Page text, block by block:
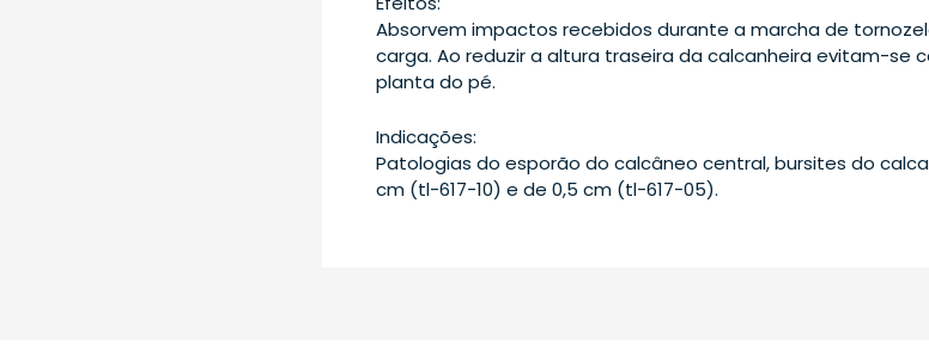
Absorvem impactos recebidos durante a marcha de
carga. Ao reduzir a altura traseira da calcanheira evitam-se
planta do pé.
Indicações:
Patologias do esporão do calcâneo central, bursites do
cm (tl-617-10) e de 0,5 cm (tl-617-05).